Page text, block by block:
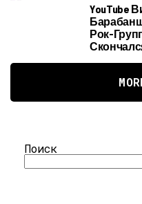
YouTube
Рок-
Поиск